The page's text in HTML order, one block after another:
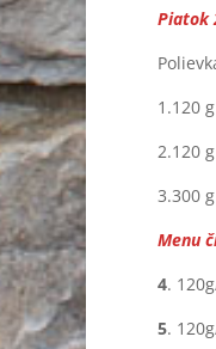
Piatok
1.120
2.120
3.300
Menu
4.
5.